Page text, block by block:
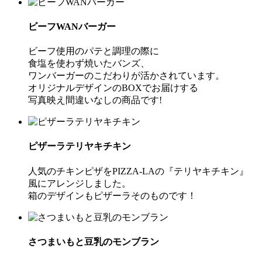
ビーフWANバーガー
ビーフ使用のパテと調理の際に
食塩を使わず焼いたバンズ、
ワンバーガーのこだわりが活かされています。
オリジナルデザインのBOXでお届けする
写真映え間違いなしの商品です!
ピザーラテリヤキチキン
人気のチキンピザをPIZZA-LAの『テリヤキチキン』
風にアレンジしました。
箱のデザインもピザーラそのものです！
さつまいもと豆乳のモンブラン